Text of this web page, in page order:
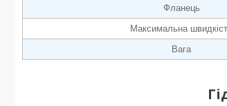
Фланець
Максимальна
Вага